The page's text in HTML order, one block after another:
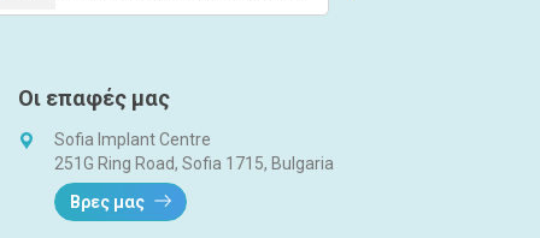
Οι επαφές μας
Sofia Implant Centre
251G Ring Road, Sofia 1715, Bulgaria
Βρες μας